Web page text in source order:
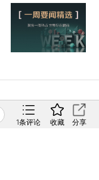
1条评论 收藏 分享